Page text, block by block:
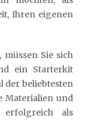
Ihren eigenen
müssen Sie sich
ein Starterkit
der beliebtesten
Materialien und
erfolgreich als